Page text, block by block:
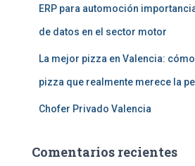
ERP para automoción
de datos en el sector motor
La mejor pizza en Valencia:
pizza que realmente merece la
Chofer Privado Valencia
Comentarios recientes